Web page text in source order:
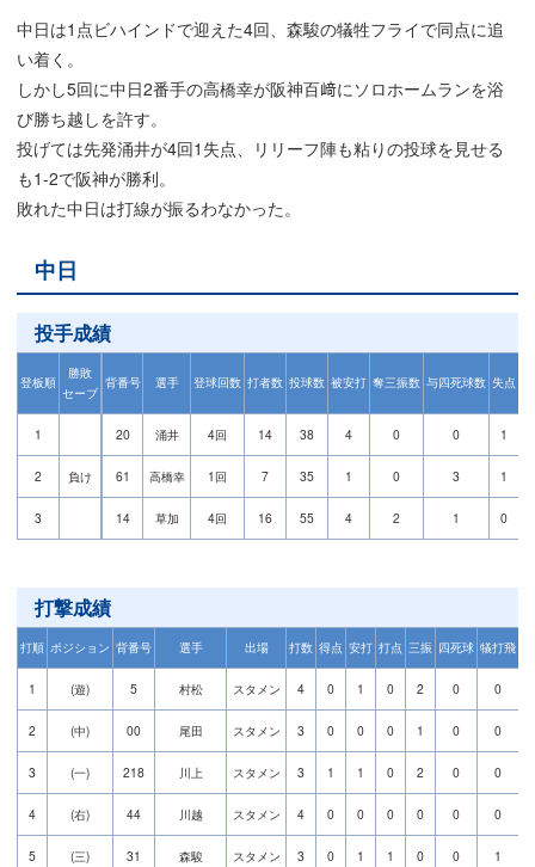
中日は1点ビハインドで迎えた4回、森駿の犠牲フライで同点に追
い着く。
しかし5回に中日2番手の高橋幸が阪神百﨑にソロホームランを浴
び勝ち越しを許す。
投げては先発涌井が4回1失点、リリーフ陣も粘りの投球を見せる
も1-2で阪神が勝利。
敗れた中日は打線が振るわなかった。
中日
投手成績
登板順
勝敗
セーブ
背番号 選手 登球回数 打者数 投球数 被安打 奪三振数 与四死球数 失点
1 20 涌井 4回 14 38 4 0 0 1
2 負け 61 高橋幸 1回 7 35 1 0 3 1
3 14 草加 4回 16 55 4 2 1 0
打撃成績
打順 ポジション 背番号 選手 出場 打数 得点 安打 打点 三振 四死球 犠打飛
1 (遊) 5 村松 スタメン 4 0 1 0 2 0 0
2 (中) 00 尾田 スタメン 3 0 0 0 1 0 0
3 (一) 218 川上 スタメン 3 1 1 0 2 0 0
4 (右) 44 川越 スタメン 4 0 0 0 0 0 0
5 (三) 31 森駿 スタメン 3 0 1 1 0 0 1